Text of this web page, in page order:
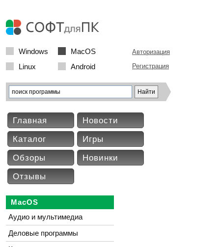
Windows
MacOS
Linux
Android
Авторизация
Регистрация
Главная
Новости
Каталог
Игры
Обзоры
Новинки
Отзывы
MacOS
Аудио и мультимедиа
Деловые программы